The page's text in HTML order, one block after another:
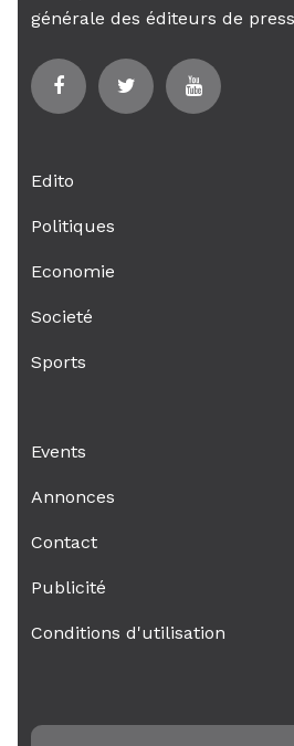
générale des éditeurs de
Edito
Politiques
Economie
Societé
Sports
Events
Annonces
Contact
Publicité
Conditions d'utilisation